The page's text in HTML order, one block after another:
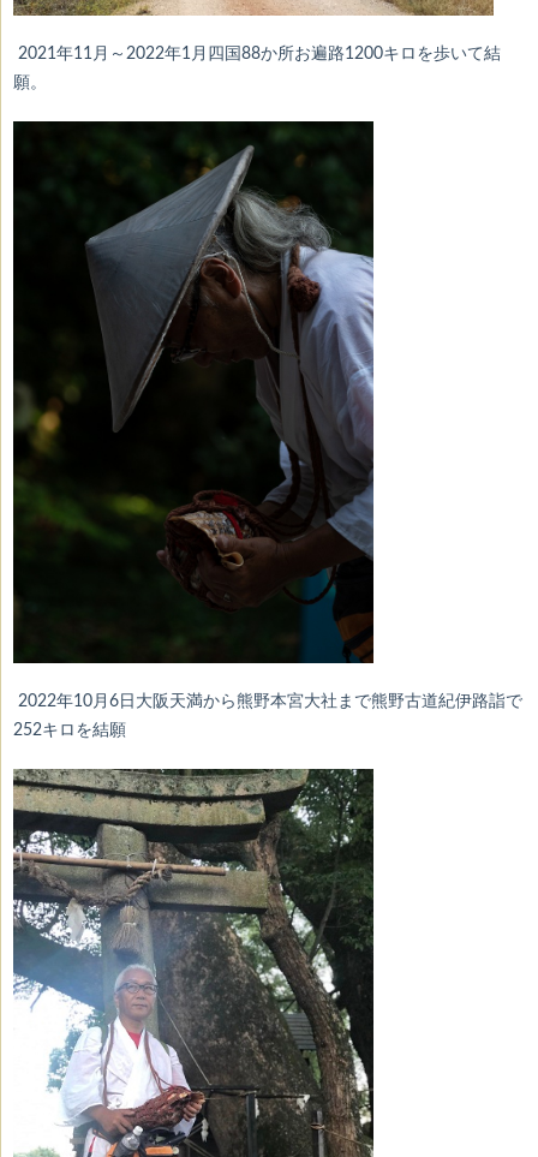
2021年11月～2022年1月四国88か所お遍路1200キロを歩いて結
願。
2022年10月6日大阪天満から熊野本宮大社まで熊野古道紀伊路詣で
252キロを結願